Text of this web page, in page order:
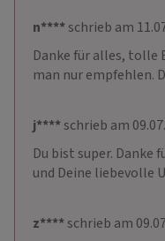
n****schrieb am
Danke für alles, tolle
man nur empfehlen.
j****schrieb am
Du bist super. Danke
und Deine liebevolle
z****schrieb am